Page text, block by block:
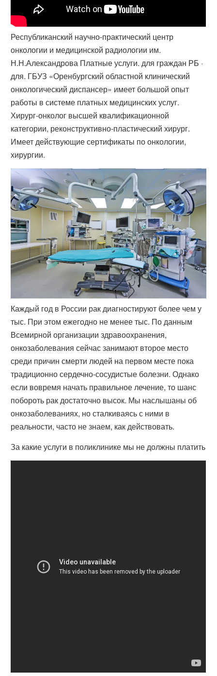
Республиканский научно-практический центр
онкологии и медицинской радиологии им.
Н.Н.Александрова Платные услуги. для граждан РБ ·
для. ГБУЗ «Оренбургский областной клинический
онкологический диспансер» имеет большой опыт
работы в системе платных медицинских услуг.
Хирург-онколог высшей квалификационной
категории, реконструктивно-​пластический хирург.
Имеет действующие сертификаты по онкологии,
хирургии.
Каждый год в России рак диагностируют более чем у
тыс. При этом ежегодно не менее тыс. По данным
Всемирной организации здравоохранения,
онкозаболевания сейчас занимают второе место
среди причин смерти людей на первом месте пока
традиционно сердечно-сосудистые болезни. Однако
если вовремя начать правильное лечение, то шанс
побороть рак достаточно высок. Мы наслышаны об
онкозаболеваниях, но сталкиваясь с ними в
реальности, часто не знаем, как действовать.
За какие услуги в поликлинике мы не должны платить